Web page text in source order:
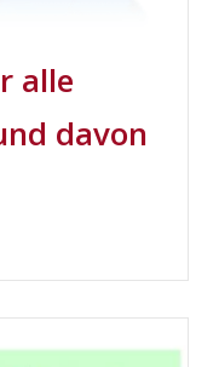
alle
davon